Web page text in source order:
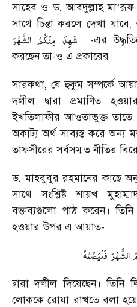
সাহেব ও ড. আবদুল্লাহ মা’রূফ
সাথে চিন্তা করলে দেখা
شَهِدَ مِنْكُمُ الشَّهْرَ
-এর
করছেন তা-ও এ প্রকারের।
সারকথা, যে হুকুম সম্পর্কে
দলীল দ্বারা প্রমাণিত
ইখতিলাফীর আওতাভুক্ত
অকাট্য অর্থ সাব্যস্ত করে
তাফসীরের সর্বসম্মত নীতির
ড. মাহবুবুর রহমানের কাছে
সাথে সংশ্লিষ্ট শায়খ
বক্তব্যগুলো পাঠ করেন। তিনি
হওয়ার উপর এ আয়াত-
الشَّهْرَ فَلْيَصُمْهُ
দ্বারা দলীল দিয়েছেন।
লোককে রোযা রাখতে বলা